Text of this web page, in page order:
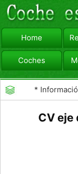
Home
Coches
viajar
*
CV